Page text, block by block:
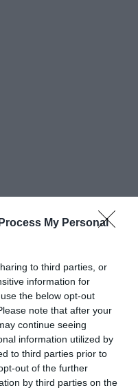
My Personal
to third parties, or
information for
the below opt-out
note that after your
continue seeing
information utilized by
to third parties prior to
out of the further
by third parties on the